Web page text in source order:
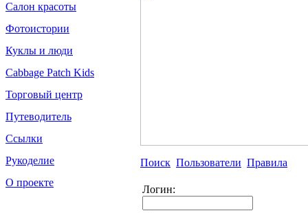
Салон красоты
Фотоистории
Куклы и люди
Cabbage Patch Kids
Торговый центр
Путеводитель
Ссылки
Рукоделие
О проекте
Поиск Пользователи Правила
Логин: